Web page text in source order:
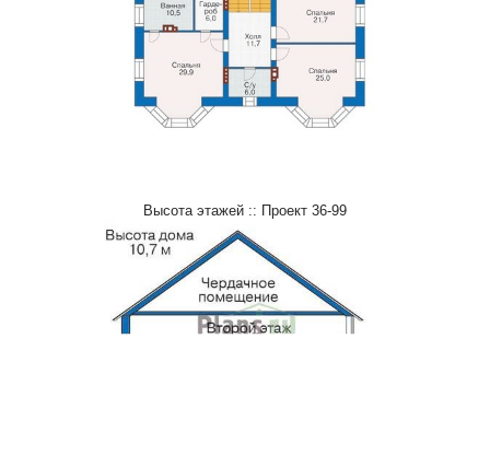
Высота этажей :: Проект 36-99